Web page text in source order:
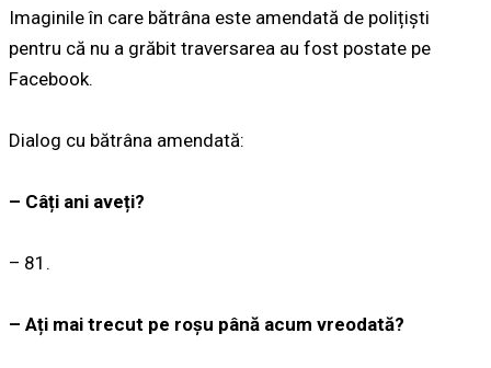
Imaginile în care bătrâna este amendată de polițiști
pentru că nu a grăbit traversarea au fost postate pe
Facebook.
Dialog cu bătrâna amendată:
– Câți ani aveți?
– 81.
– Ați mai trecut pe roșu până acum vreodată?